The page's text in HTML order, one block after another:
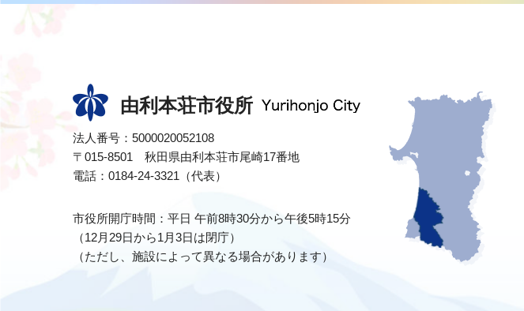
由利本荘市役所
法人番号：5000020052108
〒015-8501 秋田県由利本荘市尾崎17番地
電話：0184-24-3321（代表）
市役所開庁時間：平日 午前8時30分から午後5時15分
（12月29日から1月3日は閉庁）
（ただし、施設によって異なる場合があります）